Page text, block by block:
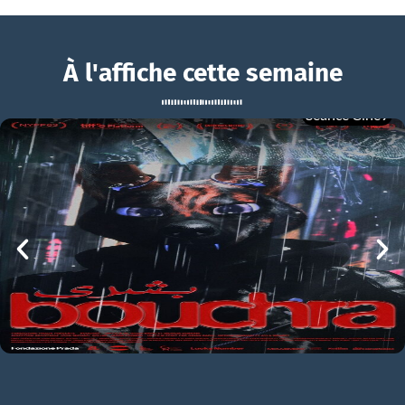
L’Amour ouf
L’Amour ouf Bande-annonce VF
À l'affiche cette semaine
BOUCHRA
mer 05/08
21h00